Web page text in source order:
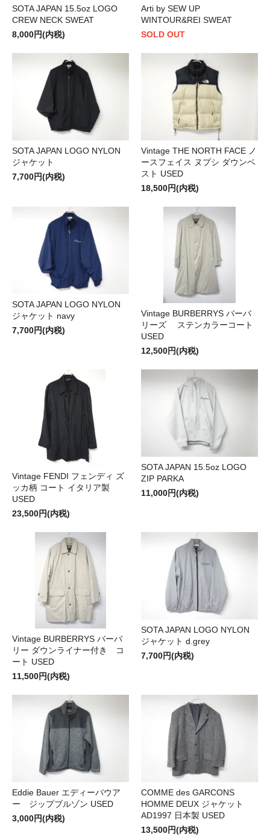
SOTA JAPAN 15.5oz LOGO
CREW NECK SWEAT
8,000円(内税)
Arti by SEW UP
WINTOUR&REI SWEAT
SOLD OUT
SOTA JAPAN LOGO NYLON
ジャケット
7,700円(内税)
Vintage THE NORTH FACE ノ
ースフェイス ヌプシ ダウンベ
スト USED
18,500円(内税)
SOTA JAPAN LOGO NYLON
ジャケット navy
7,700円(内税)
Vintage BURBERRYS バーバ
リーズ ステンカラーコート
USED
12,500円(内税)
Vintage FENDI フェンディ ズ
ッカ柄 コート イタリア製
USED
23,500円(内税)
SOTA JAPAN 15.5oz LOGO
ZIP PARKA
11,000円(内税)
Vintage BURBERRYS バーバ
リー ダウンライナー付き コ
ート USED
11,500円(内税)
SOTA JAPAN LOGO NYLON
ジャケット d.grey
7,700円(内税)
Eddie Bauer エディーバウア
ー ジップブルゾン USED
3,000円(内税)
COMME des GARCONS
HOMME DEUX ジャケット
AD1997 日本製 USED
13,500円(内税)